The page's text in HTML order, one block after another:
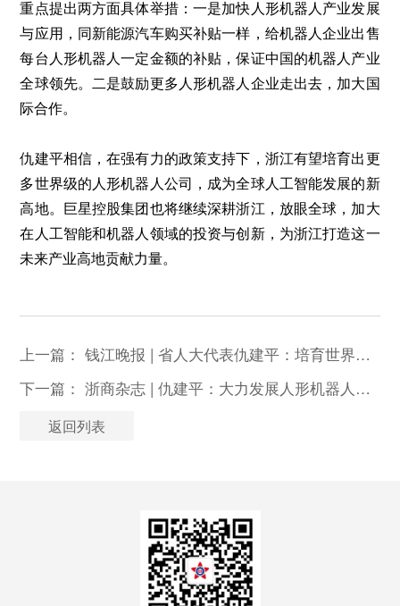
重点提出两方面具体举措：一是加快人形机器人产业发展
与应用，同新能源汽车购买补贴一样，给机器人企业出售
每台人形机器人一定金额的补贴，保证中国的机器人产业
全球领先。二是鼓励更多人形机器人企业走出去，加大国
际合作。
仇建平相信，在强有力的政策支持下，浙江有望培育出更
多世界级的人形机器人公司，成为全球人工智能发展的新
高地。巨星控股集团也将继续深耕浙江，放眼全球，加大
在人工智能和机器人领域的投资与创新，为浙江打造这一
未来产业高地贡献力量。
上一篇：钱江晚报 | 省人大代表仇建平：培育世界级品牌让“浙产机器人”走向全球
下一篇：浙商杂志 | 仇建平：大力发展人形机器人产业，打造全球人工智能发展新高地
返回列表